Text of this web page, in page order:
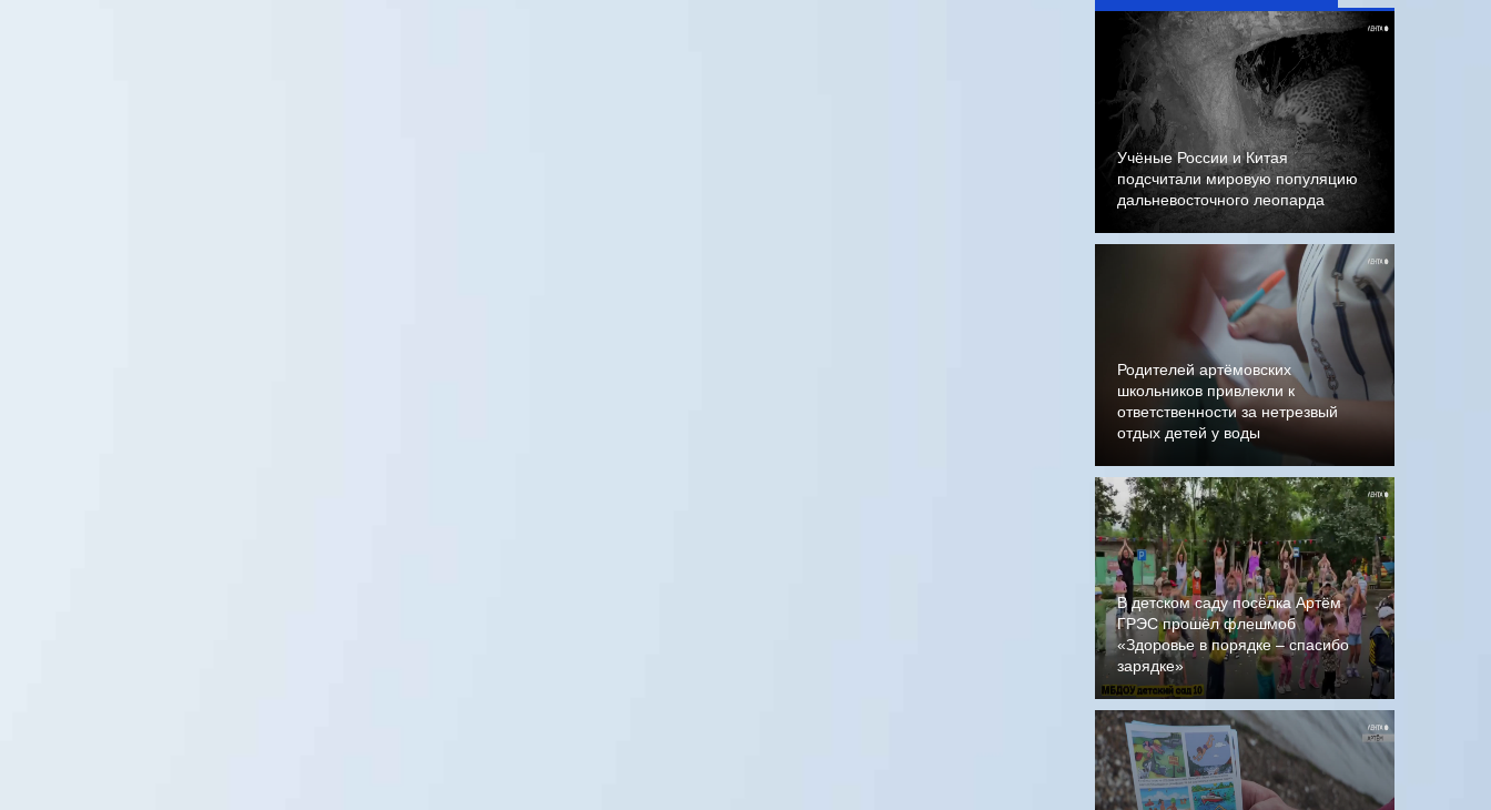
Учёные России и Китая
подсчитали мировую популяцию
дальневосточного леопарда
Родителей артёмовских
школьников привлекли к
ответственности за нетрезвый
отдых детей у воды
В детском саду посёлка Артём
ГРЭС прошёл флешмоб
«Здоровье в порядке – спасибо
зарядке»